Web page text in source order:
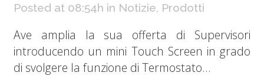
Posted at 08:54h in Notizie, Prodotti
Ave amplia la sua offerta di Supervisori
introducendo un mini Touch Screen in grado
di svolgere la funzione di Termostato...